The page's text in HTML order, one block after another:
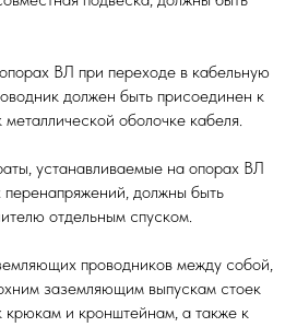
ВЛ при переходе в кабельную
должен быть присоединен к
оболочке кабеля.
устанавливаемые на опорах ВЛ
перенапряжений, должны быть
отдельным спуском.
проводников между собой,
заземляющим выпускам стоек
крюкам и кронштейнам, а также к